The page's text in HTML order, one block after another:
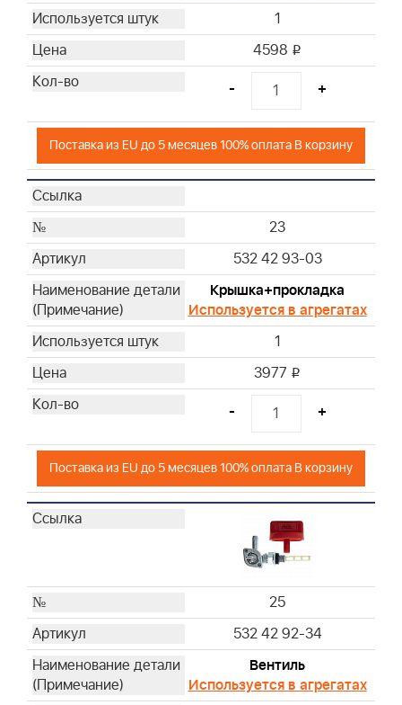
1
4598 i
- +
Поставка из EU до 5 месяцев 100% оплата В корзину
23
532 42 93-03
Крышка+прокладка
Используется в агрегатах
1
3977 i
- +
Поставка из EU до 5 месяцев 100% оплата В корзину
25
532 42 92-34
Вентиль
Используется в агрегатах